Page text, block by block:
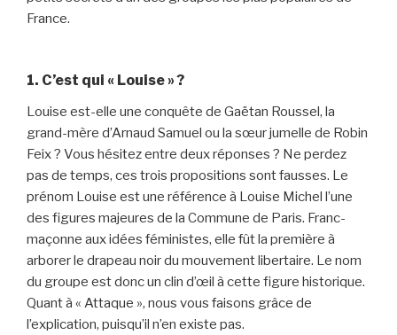
France.
1. C’est qui « Louise » ?
Louise est-elle une conquête de Gaëtan Roussel, la
grand-mère d’Arnaud Samuel ou la sœur jumelle de Robin
Feix ? Vous hésitez entre deux réponses ? Ne perdez
pas de temps, ces trois propositions sont fausses. Le
prénom Louise est une référence à Louise Michel l’une
des figures majeures de la Commune de Paris. Franc-
maçonne aux idées féministes, elle fût la première à
arborer le drapeau noir du mouvement libertaire. Le nom
du groupe est donc un clin d’œil à cette figure historique.
Quant à « Attaque », nous vous faisons grâce de
l’explication, puisqu’il n’en existe pas.